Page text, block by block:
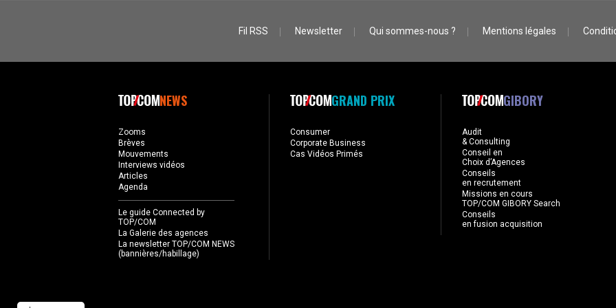
Fil RSS Newsletter Qui sommes-nous ? Mentions légales
NEWS
Zooms
Brèves
Mouvements
Interviews vidéos
Articles
Agenda
Le guide Connected by
TOP/COM
La Galerie des agences
La newsletter TOP/COM NEWS
(bannières/habillage)
GRAND PRIX
Consumer
Corporate Business
Cas Vidéos Primés
GIBORY
Audit
& Consulting
Conseil en
Choix d’Agences
Conseils
en recrutement
Missions en cours
TOP/COM GIBORY Search
Conseils
en fusion acquisition